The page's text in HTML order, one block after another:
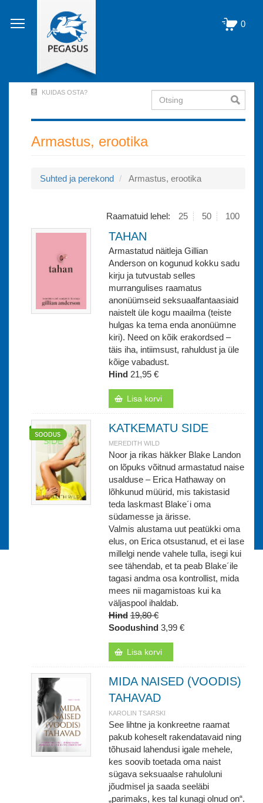
edasi
põhisisu
0
Account
Menu
out)
KUIDAS OSTA? Otsing
Armastus, erootika
Suhted ja perekond Armastus, erootika
Raamatuid lehel: 25 50 100
TAHAN
Armastatud näitleja Gillian
Anderson on kogunud kokku sadu
kirju ja tutvustab selles
murrangulises raamatus
anonüümseid seksuaalfantaasiaid
naistelt üle kogu maailma (teiste
hulgas ka tema enda anonüümne
kiri). Need on kõik erakordsed –
täis iha, intiimsust, rahuldust ja üle
kõige vabadust.
Hind 21,95 €
Lisa korvi
KATKEMATU SIDE
MEREDITH WILD
Noor ja rikas häkker Blake Landon
on lõpuks võitnud armastatud naise
usalduse – Erica Hathaway on
lõhkunud müürid, mis takistasid
teda laskmast Blake´i oma
südamesse ja ärisse.
Valmis alustama uut peatükki oma
elus, on Erica otsustanud, et ei lase
millelgi nende vahele tulla, isegi kui
see tähendab, et ta peab Blake´ile
tagasi andma osa kontrollist, mida
mees nii magamistoas kui ka
väljaspool ihaldab.
Hind 19,80 €
Soodushind 3,99 €
Lisa korvi
MIDA NAISED (VOODIS)
TAHAVAD
KAROLIN TSARSKI
See lihtne ja konkreetne raamat
pakub koheselt rakendatavaid ning
tõhusaid lahendusi igale mehele,
kes soovib toetada oma naist
sügava seksuaalse rahuloluni
jõudmisel ja saada seeläbi
„parimaks, kes tal kunagi olnud on“.